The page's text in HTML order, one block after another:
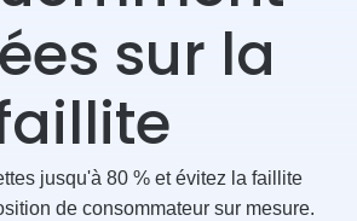
sur la
jusqu'à 80 % et évitez la faillite
de consommateur sur mesure.